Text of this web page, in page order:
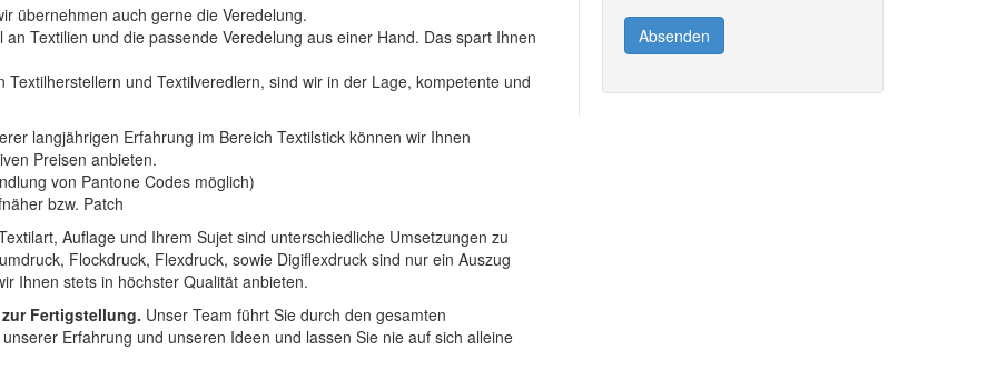
Absenden
übernehmen auch gerne die Veredelung.
Textilien und die passende Veredelung aus einer Hand. Das spart Ihnen
und Textilveredlern, sind wir in der Lage, kompetente und
langjährigen Erfahrung im Bereich Textilstick können wir Ihnen
Preisen anbieten.
von Pantone Codes möglich)
bzw. Patch
Auflage und Ihrem Sujet sind unterschiedliche Umsetzungen zu
Flockdruck, Flexdruck, sowie Digiflexdruck sind nur ein Auszug
Ihnen stets in höchster Qualität anbieten.
Fertigstellung. Unser Team führt Sie durch den gesamten
Erfahrung und unseren Ideen und lassen Sie nie auf sich alleine